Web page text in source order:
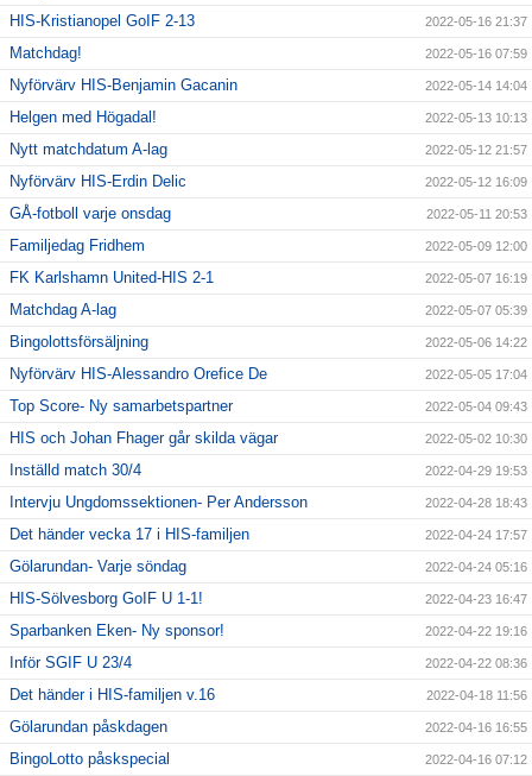
HIS-Kristianopel GoIF 2-13 2022-05-16 21:37
Matchdag! 2022-05-16 07:59
Nyförvärv HIS-Benjamin Gacanin 2022-05-14 14:04
Helgen med Högadal! 2022-05-13 10:13
Nytt matchdatum A-lag 2022-05-12 21:57
Nyförvärv HIS-Erdin Delic 2022-05-12 16:09
GÅ-fotboll varje onsdag 2022-05-11 20:53
Familjedag Fridhem 2022-05-09 12:00
FK Karlshamn United-HIS 2-1 2022-05-07 16:19
Matchdag A-lag 2022-05-07 05:39
Bingolottsförsäljning 2022-05-06 14:22
Nyförvärv HIS-Alessandro Orefice De 2022-05-05 17:04
Top Score- Ny samarbetspartner 2022-05-04 09:43
HIS och Johan Fhager går skilda vägar 2022-05-02 10:30
Inställd match 30/4 2022-04-29 19:53
Intervju Ungdomssektionen- Per Andersson 2022-04-28 18:43
Det händer vecka 17 i HIS-familjen 2022-04-24 17:57
Gölarundan- Varje söndag 2022-04-24 05:16
HIS-Sölvesborg GoIF U 1-1! 2022-04-23 16:47
Sparbanken Eken- Ny sponsor! 2022-04-22 19:16
Inför SGIF U 23/4 2022-04-22 08:36
Det händer i HIS-familjen v.16 2022-04-18 11:56
Gölarundan påskdagen 2022-04-16 16:55
BingoLotto påskspecial 2022-04-16 07:12